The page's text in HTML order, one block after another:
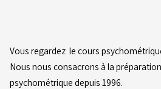
Vous regardez le cours
Nous nous consacrons à la
psychométrique depuis 1996.